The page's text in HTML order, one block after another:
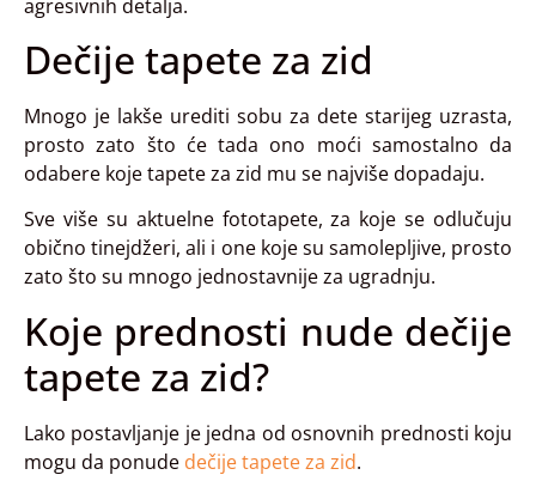
agresivnih detalja.
Dečije tapete za zid
Mnogo je lakše urediti sobu za dete starijeg uzrasta,
prosto zato što će tada ono moći samostalno da
odabere koje tapete za zid mu se najviše dopadaju.
Sve više su aktuelne fototapete, za koje se odlučuju
obično tinejdžeri, ali i one koje su samolepljive, prosto
zato što su mnogo jednostavnije za ugradnju.
Koje prednosti nude dečije
tapete za zid?
Lako postavljanje je jedna od osnovnih prednosti koju
mogu da ponude dečije tapete za zid.